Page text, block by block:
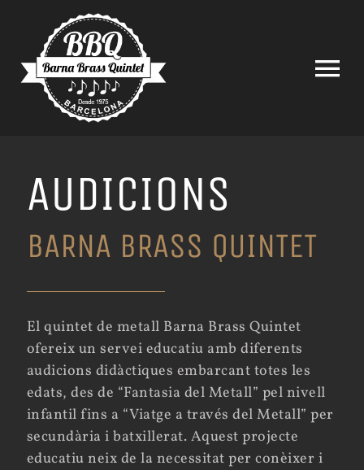
contenido
AUDICIONS
BARNA BRASS QUINTET
El quintet de metall Barna Brass Quintet
ofereix un servei educatiu amb diferents
audicions didàctiques embarcant totes les
edats, des de “Fantasia del Metall” pel nivell
infantil fins a “Viatge a través del Metall” per
secundària i batxillerat. Aquest projecte
educatiu neix de la necessitat per conèixer i